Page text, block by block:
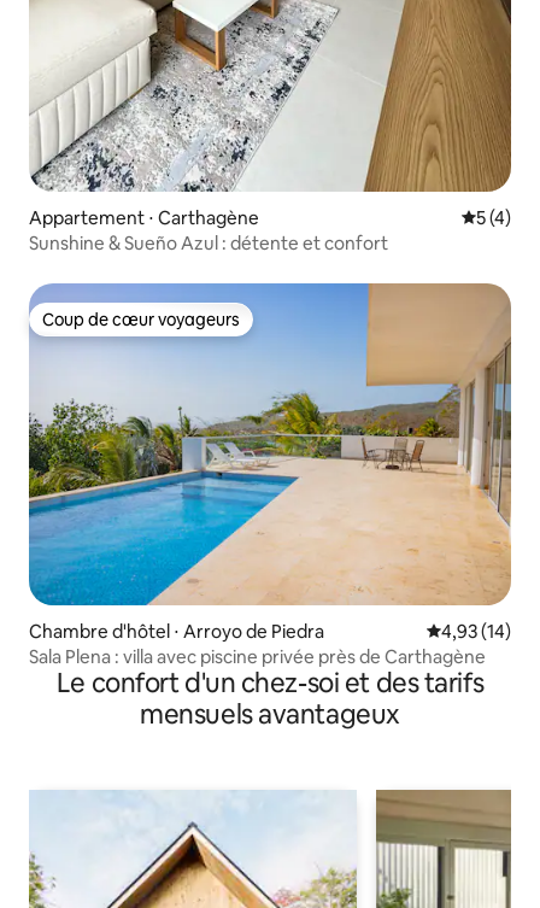
Appartement ⋅ Carthagène
5 (4)
Sunshine & Sueño Azul : détente et confort
Coup de cœur voyageurs
Coup de cœur voyageurs
Chambre d'hôtel ⋅ Arroyo de Piedra Évaluation
4,93 (14)
Sala Plena : villa avec piscine privée près de Carthagène
Le confort d'un chez-soi et des tarifs
mensuels avantageux